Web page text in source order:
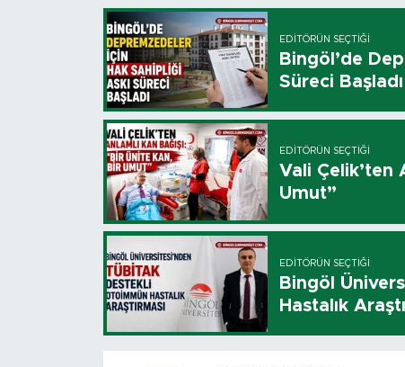
EDITÖRÜN SEÇTIĞI
Bingöl’de
Süreci Başladı
EDITÖRÜN SEÇTIĞI
Vali Çelik’ten
Umut”
EDITÖRÜN SEÇTIĞI
Bingöl
Hastalık